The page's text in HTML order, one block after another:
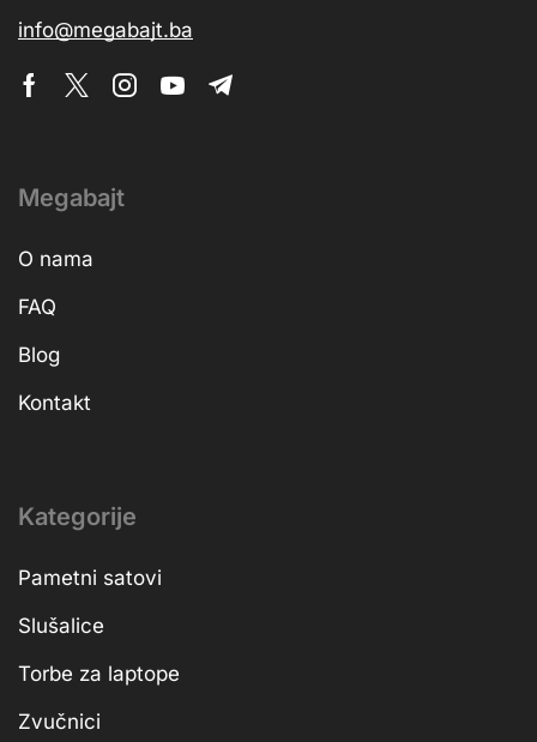
info@megabajt.ba
Megabajt
O nama
FAQ
Blog
Kontakt
Kategorije
Pametni satovi
Slušalice
Torbe za laptope
Zvučnici